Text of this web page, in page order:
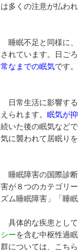
は多くの注意が払わ
睡眠不足と同様に
されています。日ご
常なまでの眠気です。
日常生活に影響する
えられます。 眠気が
続いた後の眠気など
気に襲われて居眠り
睡眠障害の国際診
害が８つのカテゴリ
ズム睡眠障害」「睡
具体的な疾患として
シーを含む中枢性過眠
群については、こち